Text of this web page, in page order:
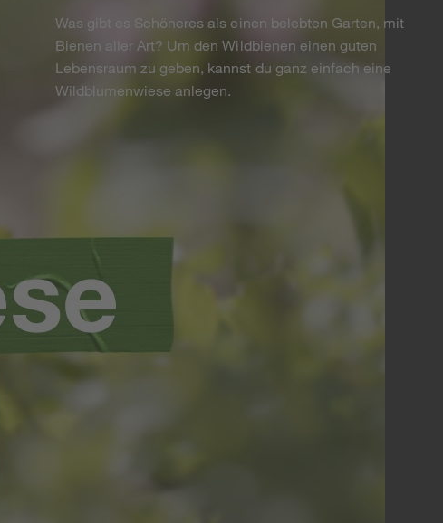
Was gibt es Schöneres als einen belebten Garten, mit
Bienen aller Art? Um den Wildbienen einen guten
Lebensraum zu geben, kannst du ganz einfach eine
Wildblumenwiese anlegen.